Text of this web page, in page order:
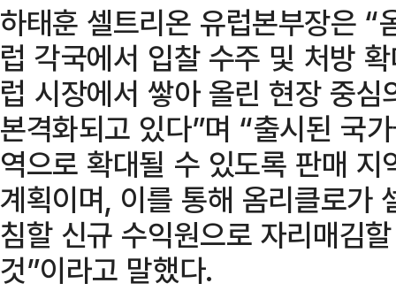
하태훈 셀트리온 유럽본부장은 “
럽 각국에서 입찰 수주 및 처방
럽 시장에서 쌓아 올린 현장 중심
본격화되고 있다”며 “출시된 국
역으로 확대될 수 있도록 판매
계획이며, 이를 통해 옴리클로가
침할 신규 수익원으로 자리매김
것”이라고 말했다.